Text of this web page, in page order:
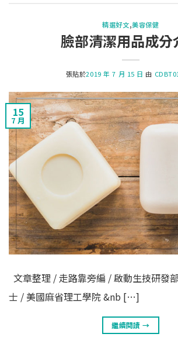
精選好文,美容保健
臉部清潔用品成分
張貼於2019 年 7 月 15 日 由
15
7 月
文章整理 / 走路靠旁編 / 啟動生技研發
士 / 美國麻省理工學院 &nb […]
繼續閱讀→